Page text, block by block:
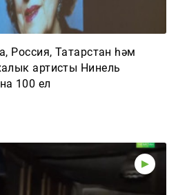
Россия, Татарстан һәм
артисты Нинель
100 ел